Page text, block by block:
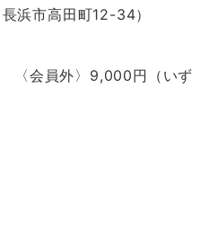
浜市高田町12-34）
〈会員外〉9,000円（いず